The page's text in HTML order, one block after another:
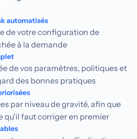
automatisés
de votre configuration de
à la demande
de vos paramètres, politiques et
des bonnes pratiques
par niveau de gravité, afin que
qu'il faut corriger en premier